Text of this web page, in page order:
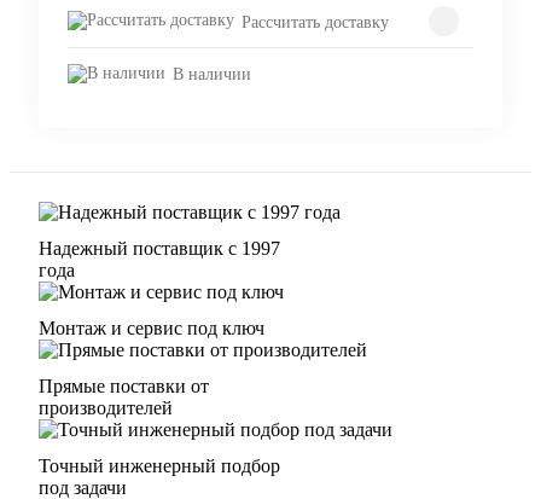
Рассчитать доставку
В наличии
Надежный поставщик с 1997
года
Монтаж и сервис под ключ
Прямые поставки от
производителей
Точный инженерный подбор
под задачи